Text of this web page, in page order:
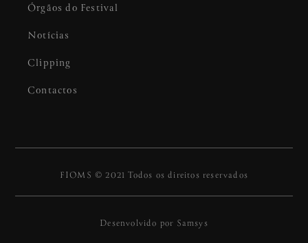
Órgãos do Festival
Notícias
Clipping
Contactos
FIOMS © 2021 Todos os direitos reservados
Desenvolvido por Samsys